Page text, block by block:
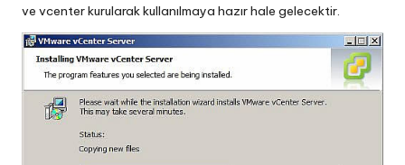
ve vcenter kurularak kullanılmaya hazır hale gelecektir.